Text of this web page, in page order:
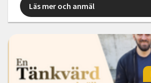
Läs mer och anmäl